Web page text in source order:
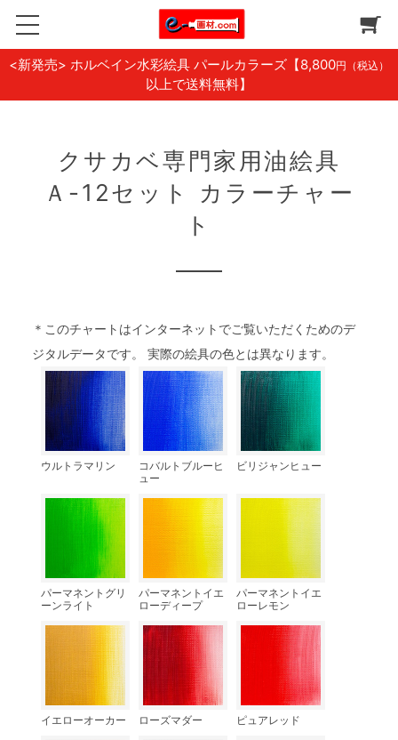
<新発売> ホルベイン水彩絵具 パールカラーズ 【8,800円（税込）
以上で送料無料】
クサカベ専門家用油絵具
Ａ-12セット カラーチャー
ト
＊このチャートはインターネットでご覧いただくためのデ
ジタルデータです。 実際の絵具の色とは異なります。
ウルトラマリン
コバルトブルーヒ
ュー
ビリジャンヒュー
パーマネントグリ
ーンライト
パーマネントイエ
ローディープ
パーマネントイエ
ローレモン
イエローオーカー ローズマダー ピュアレッド